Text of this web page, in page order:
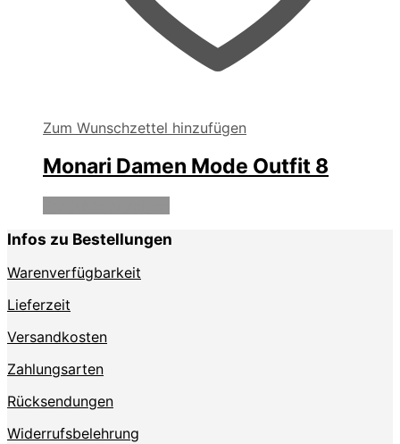
Zum Wunschzettel hinzufügen
Monari Damen Mode Outfit 8
Infos zu Bestellungen
Warenverfügbarkeit
Lieferzeit
Versandkosten
Zahlungsarten
Rücksendungen
Widerrufsbelehrung